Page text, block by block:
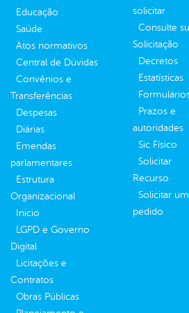
Educação
Saúde
Atos normativos
Central de Dúvidas
Convênios e
Transferências
Despesas
Diárias
Emendas
parlamentares
Estrutura
Organizacional
Inicio
LGPD e Governo
Digital
Licitações e
Contratos
Obras Públicas
solicitar
Consulte
Solicitação
Decretos
Estatísticas
Prazos e
autoridades
Sic Físico
Solicitar
Recurso
Solicitar um
pedido